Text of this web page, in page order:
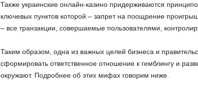
Также украинские онлайн-казино придерживаются
ключевых пунктов которой – запрет на поощрение
– все транзакции, совершаемые пользователями,
Таким образом, одна из важных целей бизнеса и
сформировать ответственное отношение к гемблингу и
окружают. Подробнее об этих мифах говорим ниже.